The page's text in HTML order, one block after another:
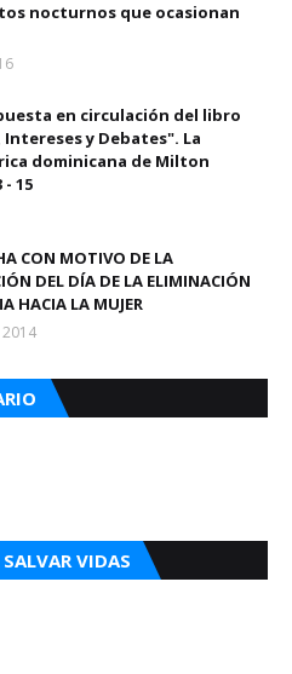
nocturnos que ocasionan
en circulación del libro
y Debates". La
dominicana de Milton
15
CON MOTIVO DE LA
DEL DÍA DE LA ELIMINACIÓN
HACIA LA MUJER
VIDAS